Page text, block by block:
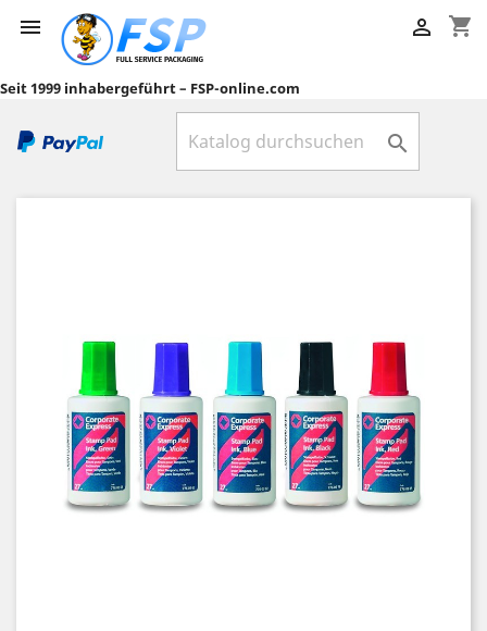
 shopping_cart

Seit 1999 inhabergeführt – FSP-online.com
